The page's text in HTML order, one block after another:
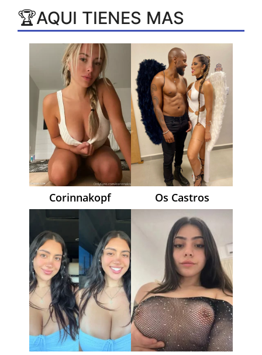
🏆AQUI TIENES MAS
Corinnakopf Os Castros